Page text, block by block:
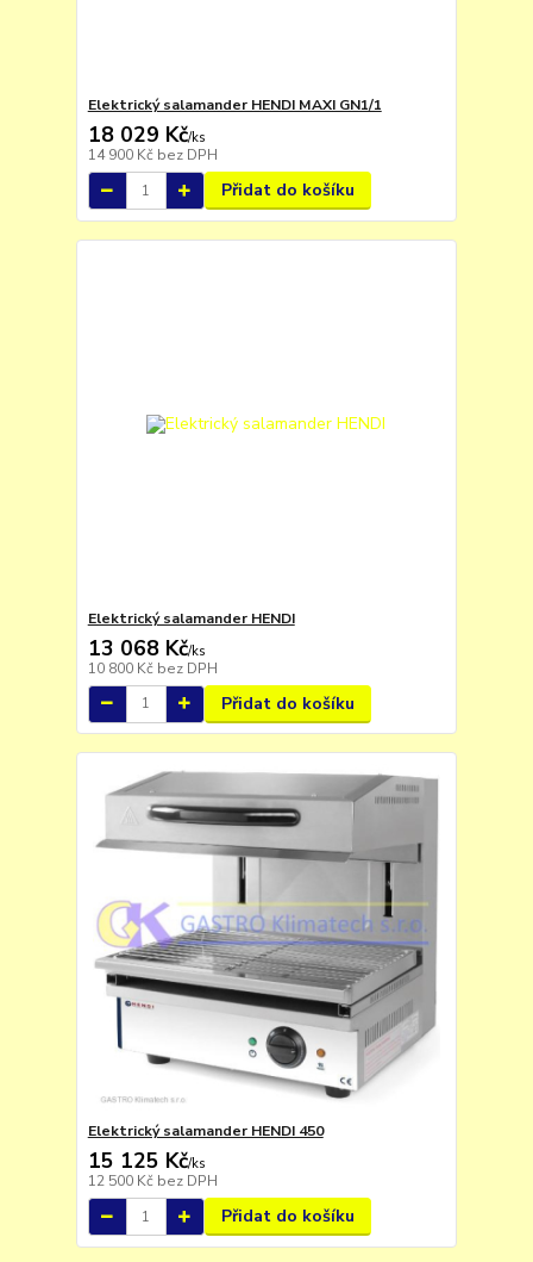
Elektrický salamander HENDI MAXI GN1/1
18 029 Kč/ks
14 900 Kč bez DPH
Přidat do košíku
Elektrický salamander HENDI
13 068 Kč/ks
10 800 Kč bez DPH
Přidat do košíku
Elektrický salamander HENDI 450
15 125 Kč/ks
12 500 Kč bez DPH
Přidat do košíku